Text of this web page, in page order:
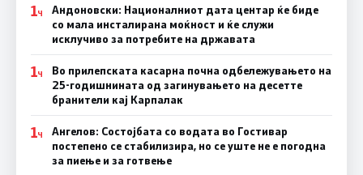
1Ч
Андоновски: Националниот дата центар ќе биде
со мала инсталирана моќност и ќе служи
исклучиво за потребите на државата
1Ч
Во прилепската касарна почна одбележувањето на
25-годишнината од загинувањето на десетте
бранители кај Карпалак
1Ч
Ангелов: Состојбата со водата во Гостивар
постепено се стабилизира, но се уште не е погодна
за пиење и за готвење